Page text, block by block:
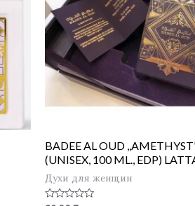
BADEE AL OUD
(UNISEX, 100 ML., EDP)
Духи для женщин